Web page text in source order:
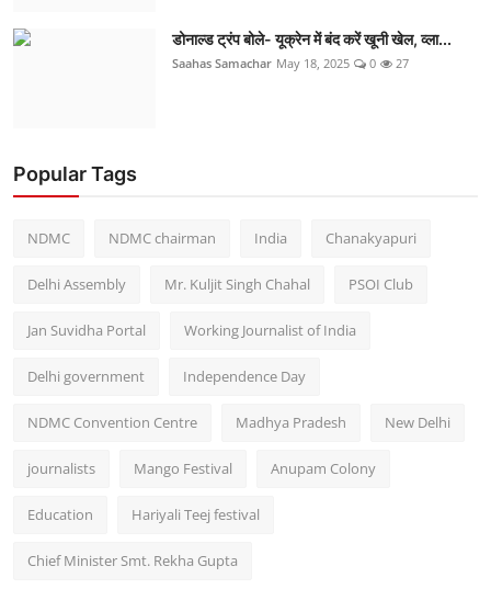
डोनाल्ड ट्रंप बोले- यूक्रेन में बंद करें खूनी खेल, व्ला...
Saahas Samachar May 18, 2025 0 27
Popular Tags
NDMC NDMC chairman India Chanakyapuri
Delhi Assembly Mr. Kuljit Singh Chahal PSOI Club
Jan Suvidha Portal Working Journalist of India
Delhi government Independence Day
NDMC Convention Centre Madhya Pradesh New Delhi
journalists Mango Festival Anupam Colony
Education Hariyali Teej festival
Chief Minister Smt. Rekha Gupta